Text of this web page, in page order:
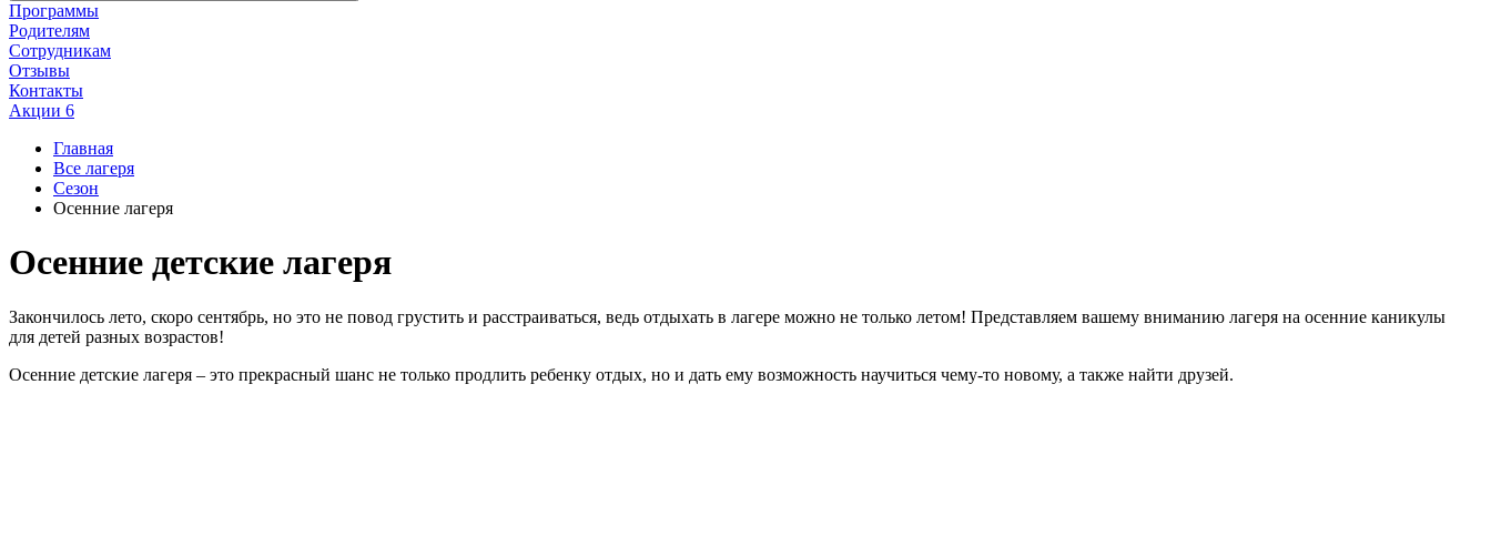
Программы
Родителям
Сотрудникам
Отзывы
Контакты
Акции 6
Главная
Все лагеря
Сезон
Осенние лагеря
Осенние детские лагеря
Закончилось лето, скоро сентябрь, но это не повод грустить и расстраиваться, ведь отдыхать в лагере можно не только летом! Представляем вашему вниманию лагеря на осенние каникулы
для детей разных возрастов!
Осенние детские лагеря – это прекрасный шанс не только продлить ребенку отдых, но и дать ему возможность научиться чему-то новому, а также найти друзей.